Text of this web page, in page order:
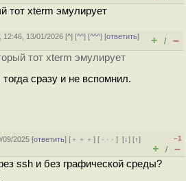
тот xterm эмулирует
12:46, 13/01/2026 [^] [^^] [^^^] [ответить]
+ / –
тот xterm эмулирует
сразу и не вспомнил.
09/2025 [ответить] [ ﹢﹢﹢] [ · · ·][↓] [↑]
–1
+ / –
ssh и без графической среды?